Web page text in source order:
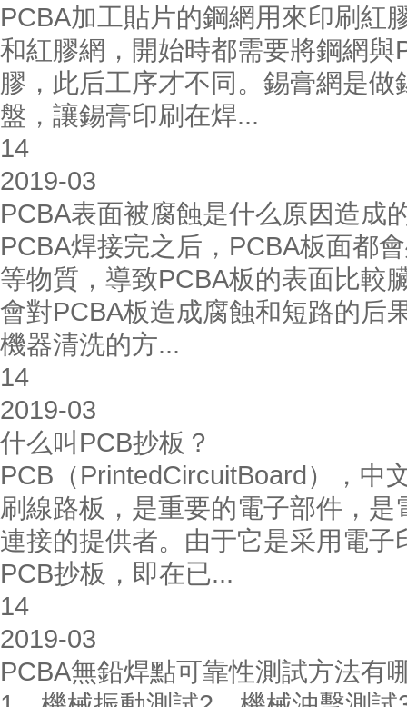
PCBA加工貼片的鋼網用來印刷紅
和紅膠網，開始時都需要將鋼網
膠，此后工序才不同。錫膏網是
盤，讓錫膏印刷在焊...
14
2019-03
PCBA表面被腐蝕是什么原因造成
PCBA焊接完之后，PCBA板面都
等物質，導致PCBA板的表面比較
會對PCBA板造成腐蝕和短路的后
機器清洗的方...
14
2019-03
什么叫PCB抄板？
PCB（PrintedCircuitBoard），中
刷線路板，是重要的電子部件，
連接的提供者。由于它是采用電子
PCB抄板，即在已...
14
2019-03
PCBA無鉛焊點可靠性測試方法有